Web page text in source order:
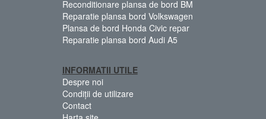
Reconditionare plansa de bord BM
Reparatie plansa bord Volkswagen
Plansa de bord Honda Civic repar
Reparatie plansa bord Audi A5
INFORMATII UTILE
Despre noi
Condiții de utilizare
Contact